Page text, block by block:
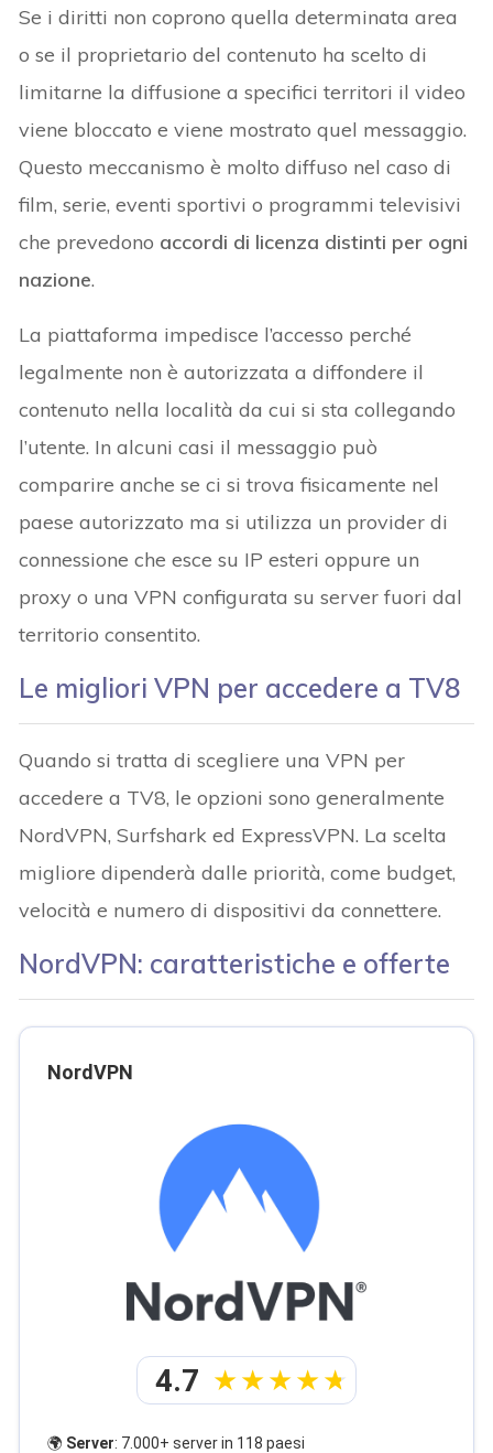
Se i diritti non coprono quella determinata area
o se il proprietario del contenuto ha scelto di
limitarne la diffusione a specifici territori il video
viene bloccato e viene mostrato quel messaggio.
Questo meccanismo è molto diffuso nel caso di
film, serie, eventi sportivi o programmi televisivi
che prevedono accordi di licenza distinti per ogni
nazione.
La piattaforma impedisce l’accesso perché
legalmente non è autorizzata a diffondere il
contenuto nella località da cui si sta collegando
l’utente. In alcuni casi il messaggio può
comparire anche se ci si trova fisicamente nel
paese autorizzato ma si utilizza un provider di
connessione che esce su IP esteri oppure un
proxy o una VPN configurata su server fuori dal
territorio consentito.
Le migliori VPN per accedere a TV8
Quando si tratta di scegliere una VPN per
accedere a TV8, le opzioni sono generalmente
NordVPN, Surfshark ed ExpressVPN. La scelta
migliore dipenderà dalle priorità, come budget,
velocità e numero di dispositivi da connettere.
NordVPN: caratteristiche e offerte
NordVPN
4.7
🌍 Server: 7.000+ server in 118 paesi